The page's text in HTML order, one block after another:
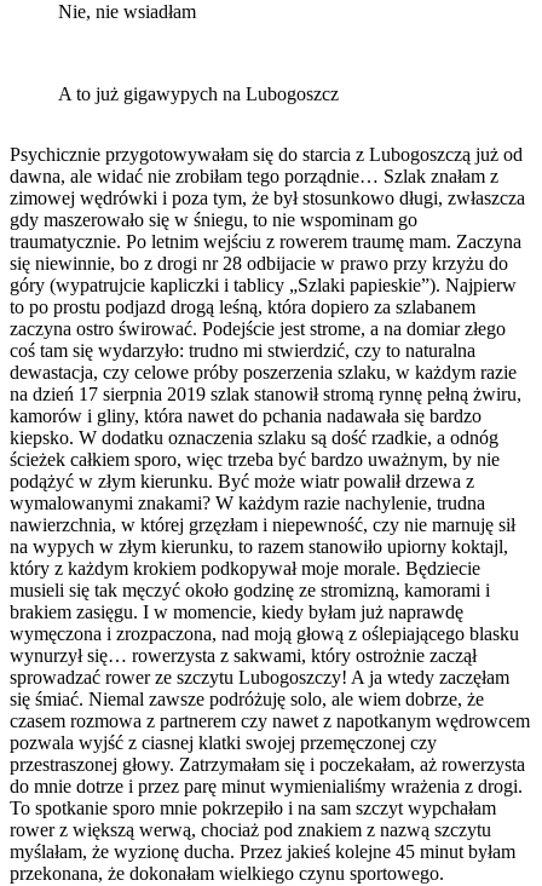
Nie, nie wsiadłam
A to już gigawypych na Lubogoszcz
Psychicznie przygotowywałam się do starcia z Lubogoszczą już od
dawna, ale widać nie zrobiłam tego porządnie… Szlak znałam z
zimowej wędrówki i poza tym, że był stosunkowo długi, zwłaszcza
gdy maszerowało się w śniegu, to nie wspominam go
traumatycznie. Po letnim wejściu z rowerem traumę mam. Zaczyna
się niewinnie, bo z drogi nr 28 odbijacie w prawo przy krzyżu do
góry (wypatrujcie kapliczki i tablicy „Szlaki papieskie”). Najpierw
to po prostu podjazd drogą leśną, która dopiero za szlabanem
zaczyna ostro świrować. Podejście jest strome, a na domiar złego
coś tam się wydarzyło: trudno mi stwierdzić, czy to naturalna
dewastacja, czy celowe próby poszerzenia szlaku, w każdym razie
na dzień 17 sierpnia 2019 szlak stanowił stromą rynnę pełną żwiru,
kamorów i gliny, która nawet do pchania nadawała się bardzo
kiepsko. W dodatku oznaczenia szlaku są dość rzadkie, a odnóg
ścieżek całkiem sporo, więc trzeba być bardzo uważnym, by nie
podążyć w złym kierunku. Być może wiatr powalił drzewa z
wymalowanymi znakami? W każdym razie nachylenie, trudna
nawierzchnia, w której grzęzłam i niepewność, czy nie marnuję sił
na wypych w złym kierunku, to razem stanowiło upiorny koktajl,
który z każdym krokiem podkopywał moje morale. Będziecie
musieli się tak męczyć około godzinę ze stromizną, kamorami i
brakiem zasięgu. I w momencie, kiedy byłam już naprawdę
wymęczona i zrozpaczona, nad moją głową z oślepiającego blasku
wynurzył się… rowerzysta z sakwami, który ostrożnie zaczął
sprowadzać rower ze szczytu Lubogoszczy! A ja wtedy zaczęłam
się śmiać. Niemal zawsze podróżuję solo, ale wiem dobrze, że
czasem rozmowa z partnerem czy nawet z napotkanym wędrowcem
pozwala wyjść z ciasnej klatki swojej przemęczonej czy
przestraszonej głowy. Zatrzymałam się i poczekałam, aż rowerzysta
do mnie dotrze i przez parę minut wymienialiśmy wrażenia z drogi.
To spotkanie sporo mnie pokrzepiło i na sam szczyt wypchałam
rower z większą werwą, chociaż pod znakiem z nazwą szczytu
myślałam, że wyzionę ducha. Przez jakieś kolejne 45 minut byłam
przekonana, że dokonałam wielkiego czynu sportowego.